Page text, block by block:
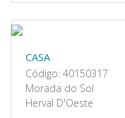
CASA
Código: 40150317
Morada do Sol
Herval D'Oeste